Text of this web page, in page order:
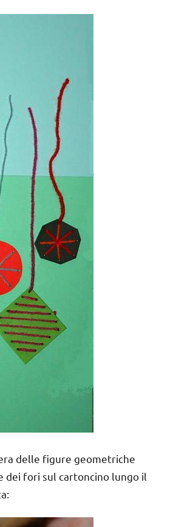
delle figure geometriche
dei fori sul cartoncino lungo il